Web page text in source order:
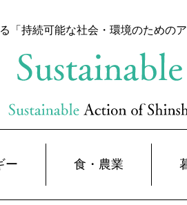
「持続可能な社会・環境のための
ー 食・農業